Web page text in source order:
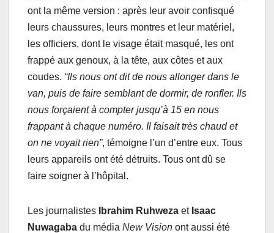
ont la même version : après leur avoir confisqué
leurs chaussures, leurs montres et leur matériel,
les officiers, dont le visage était masqué, les ont
frappé aux genoux, à la tête, aux côtes et aux
coudes. “Ils nous ont dit de nous allonger dans le
van, puis de faire semblant de dormir, de ronfler. Ils
nous forçaient à compter jusqu’à 15 en nous
frappant à chaque numéro. Il faisait très chaud et
on ne voyait rien”, témoigne l’un d’entre eux. Tous
leurs appareils ont été détruits. Tous ont dû se
faire soigner à l’hôpital.
Les journalistes Ibrahim Ruhweza et Isaac
Nuwagaba du média New Vision ont aussi été